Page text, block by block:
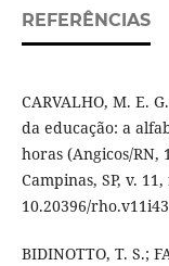
REFERÊNCIAS
CARVALHO, M. E.
da educação: a
horas (Angicos/RN,
Campinas, SP, v.
10.20396/
BIDINOTTO, T. S.;